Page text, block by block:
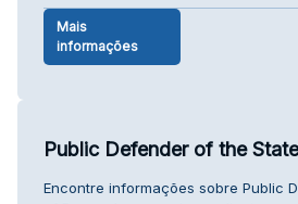
Mais
informações
Public Defender of the
Encontre informações sobre Public